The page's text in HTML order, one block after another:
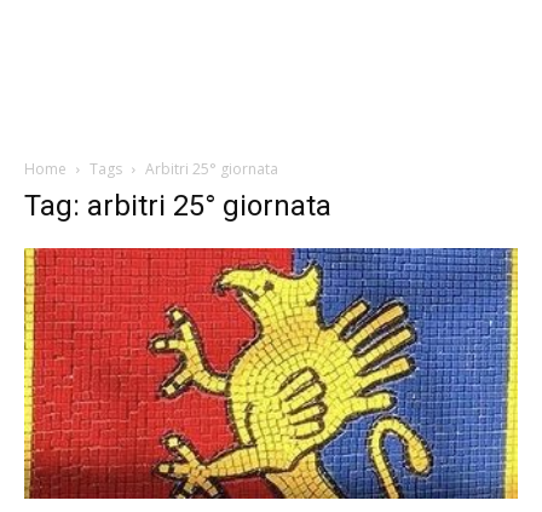
Home Tags Arbitri 25° giornata
Tag: arbitri 25° giornata